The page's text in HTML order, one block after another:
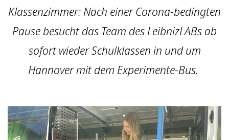
Klassenzimmer: Nach einer Corona-bedingten
Pause besucht das Team des LeibnizLABs ab
sofort wieder Schulklassen in und um
Hannover mit dem Experimente-Bus.